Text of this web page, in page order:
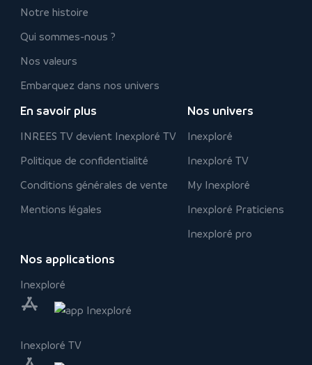
Notre histoire
Qui sommes-nous ?
Nos valeurs
Embarquez dans nos univers
En savoir plus
INREES TV devient Inexploré TV
Politique de confidentialité
Conditions générales de vente
Mentions légales
Nos univers
Inexploré
Inexploré TV
My Inexploré
Inexploré Praticiens
Inexploré pro
Nos applications
Inexploré
Inexploré TV